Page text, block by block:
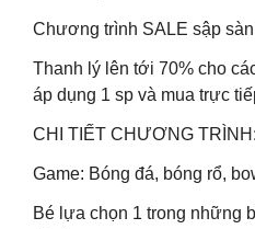
Chương trình SALE sập
Thanh lý lên tới 70% cho
áp dụng 1 sp và mua trực
CHI TIẾT CHƯƠNG TRÌNH:
Game: Bóng đá, bóng rổ,
Bé lựa chọn 1 trong những